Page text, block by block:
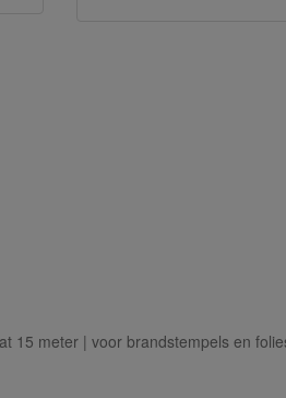
15 meter | voor brandstempels en